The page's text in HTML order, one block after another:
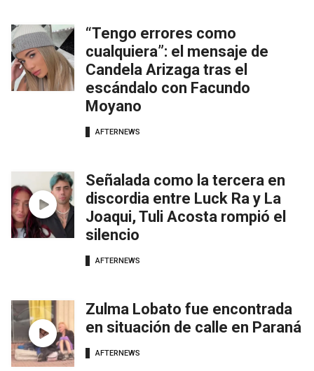
“Tengo errores como
cualquiera”: el mensaje de
Candela Arizaga tras el
escándalo con Facundo
Moyano
AFTERNEWS
Señalada como la tercera en
discordia entre Luck Ra y La
Joaqui, Tuli Acosta rompió el
silencio
AFTERNEWS
Zulma Lobato fue encontrada
en situación de calle en Paraná
AFTERNEWS